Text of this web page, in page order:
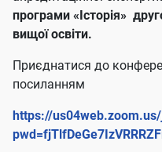
програми «Історія»
вищої освіти.
Приєднатися до
посиланням
https://